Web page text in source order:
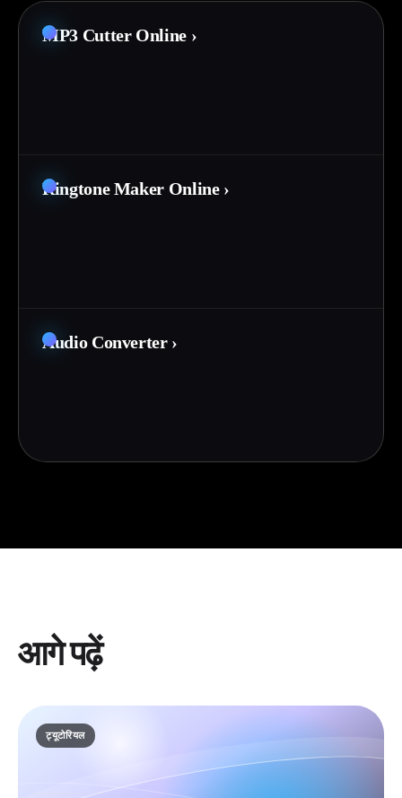
MP3 Cutter Online ›
Ringtone Maker Online ›
Audio Converter ›
आगे पढ़ें
ट्यूटोरियल